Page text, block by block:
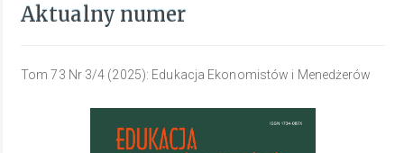
Aktualny numer
Tom 73 Nr 3/4 (2025): Edukacja Ekonomistów i Menedżerów